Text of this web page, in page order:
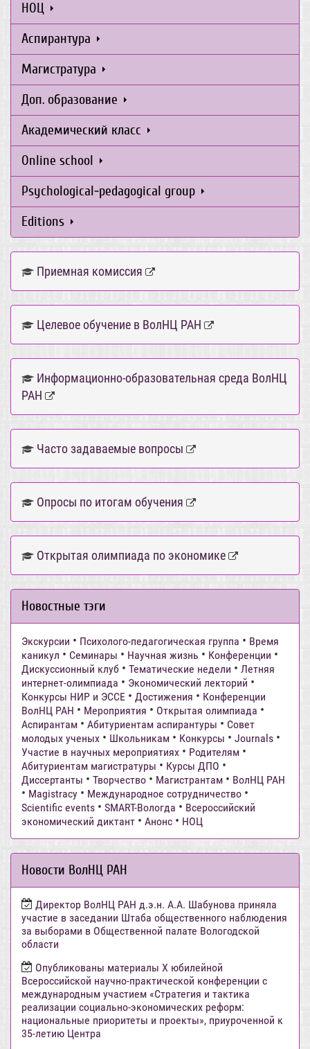
НОЦ
Аспирантура
Магистратура
Доп. образование
Академический класс
Online school
Psychological-pedagogical group
Editions
Приемная комиссия
Целевое обучение в ВолНЦ РАН
Информационно-образовательная среда ВолНЦ
РАН
Часто задаваемые вопросы
Опросы по итогам обучения
Открытая олимпиада по экономике
Новостные тэги
Экскурсии • Психолого-педагогическая группа • Время
каникул • Семинары • Научная жизнь • Конференции •
Дискуссионный клуб • Тематические недели • Летняя
интернет-олимпиада • Экономический лекторий •
Конкурсы НИР и ЭССЕ • Достижения • Конференции
ВолНЦ РАН • Мероприятия • Открытая олимпиада •
Аспирантам • Абитуриентам аспирантуры • Совет
молодых ученых • Школьникам • Конкурсы • Journals •
Участие в научных мероприятиях • Родителям •
Абитуриентам магистратуры • Курсы ДПО •
Диссертанты • Творчество • Магистрантам • ВолНЦ РАН
• Magistracy • Международное сотрудничество •
Scientific events • SMART-Вологда • Всероссийский
экономический диктант • Анонс • НОЦ
Новости ВолНЦ РАН
Директор ВолНЦ РАН д.э.н. А.А. Шабунова приняла
участие в заседании Штаба общественного наблюдения
за выборами в Общественной палате Вологодской
области
Опубликованы материалы X юбилейной
Всероссийской научно-практической конференции с
международным участием «Стратегия и тактика
реализации социально-экономических реформ:
национальные приоритеты и проекты», приуроченной к
35-летию Центра